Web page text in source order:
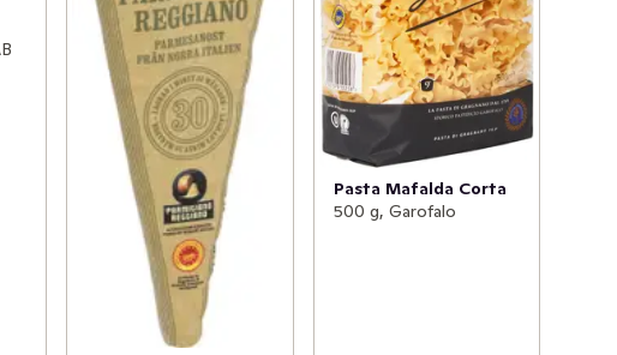
Pasta Mafalda Corta
500 g, Garofalo